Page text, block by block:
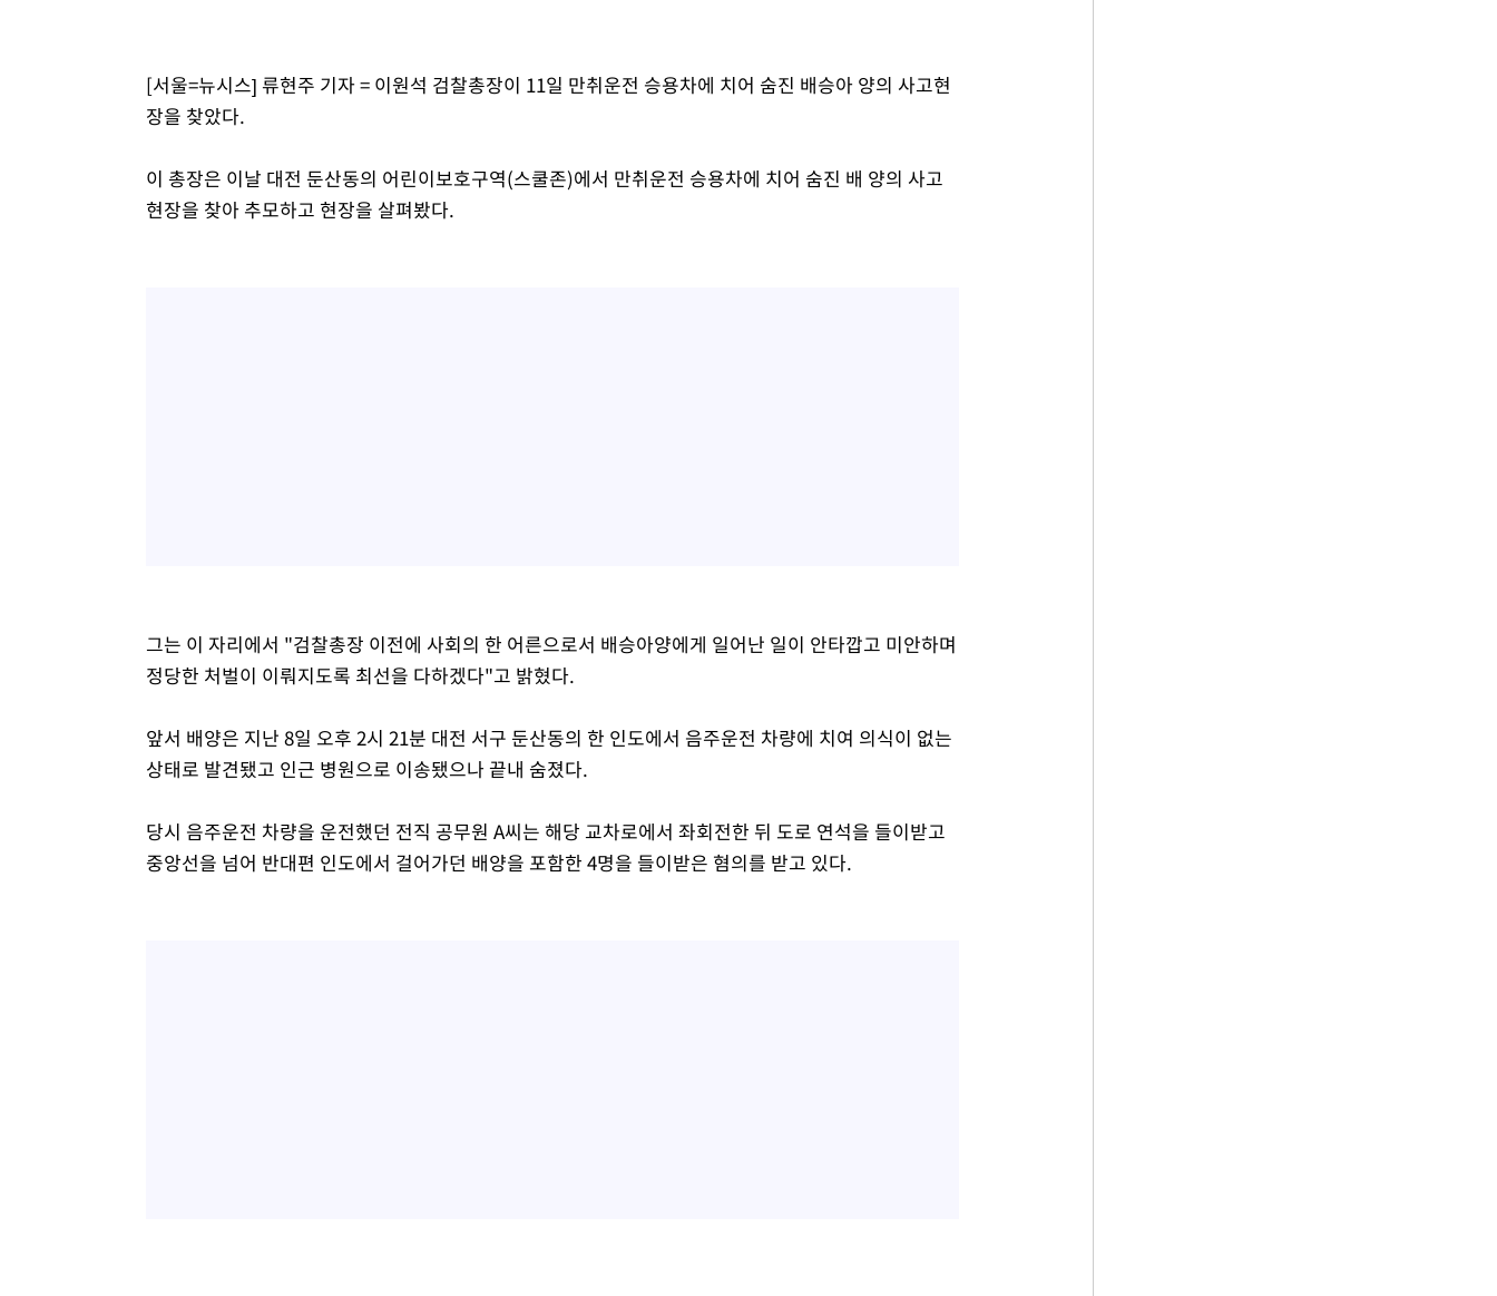
[서울=뉴시스] 류현주 기자 = 이원석 검찰총장이 11일 만취운전 승용차에 치어 숨진 배승아 양의 사고현
장을 찾았다.
이 총장은 이날 대전 둔산동의 어린이보호구역(스쿨존)에서 만취운전 승용차에 치어 숨진 배 양의 사고
현장을 찾아 추모하고 현장을 살펴봤다.
그는 이 자리에서 "검찰총장 이전에 사회의 한 어른으로서 배승아양에게 일어난 일이 안타깝고 미안하며
정당한 처벌이 이뤄지도록 최선을 다하겠다"고 밝혔다.
앞서 배양은 지난 8일 오후 2시 21분 대전 서구 둔산동의 한 인도에서 음주운전 차량에 치여 의식이 없는
상태로 발견됐고 인근 병원으로 이송됐으나 끝내 숨졌다.
당시 음주운전 차량을 운전했던 전직 공무원 A씨는 해당 교차로에서 좌회전한 뒤 도로 연석을 들이받고
중앙선을 넘어 반대편 인도에서 걸어가던 배양을 포함한 4명을 들이받은 혐의를 받고 있다.